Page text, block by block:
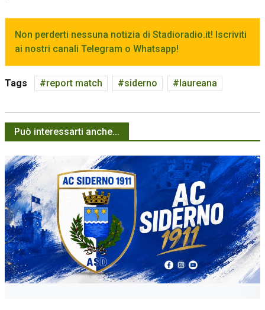
Non perderti nessuna notizia di Stadioradio.it! Iscriviti
ai nostri canali Telegram o Whatsapp!
Tags report match siderno laureana
Può interessarti anche...